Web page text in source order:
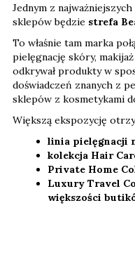
Jednym z
sklepów będzie strefa
To właśnie tam marka
pielęgnację skóry,
odkrywał produkty w
doświadczeń znanych z
sklepów z kosmetykami
Większą ekspozycję
linia pielęgnacji
kolekcja Hair
Private Home
Luxury Travel
większości